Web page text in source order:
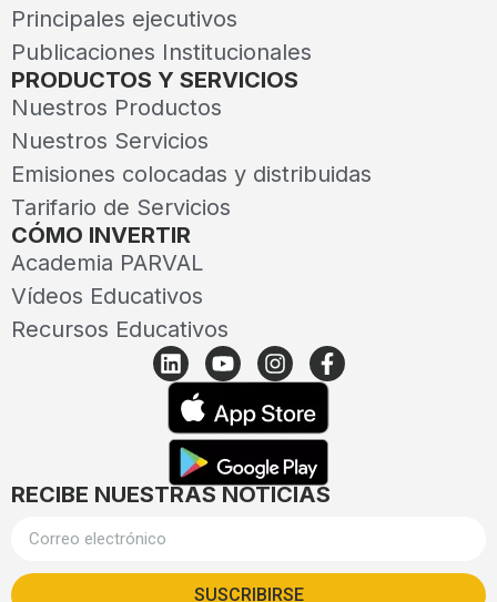
Principales ejecutivos
Publicaciones Institucionales
PRODUCTOS Y SERVICIOS
Nuestros Productos
Nuestros Servicios
Emisiones colocadas y distribuidas
Tarifario de Servicios
CÓMO INVERTIR
Academia PARVAL
Vídeos Educativos
Recursos Educativos
RECIBE NUESTRAS NOTICIAS
SUSCRIBIRSE